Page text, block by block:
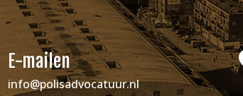
E-mailen
info@polisadvocatuur.nl